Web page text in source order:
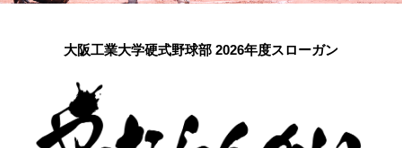
大阪工業大学硬式野球部 2026年度スローガン